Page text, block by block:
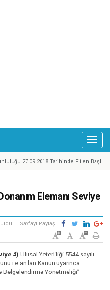
27.09.2018 Tarihinde Fiilen Başl
Kurulu 17. Toplantısı Gerçekleşti
Ulusal Yeterlilik Güncellendi
Sahip Nitelikli İşgücü Sayısı 300.00
Yeni Yeterlilikler
Yılı Toplantısı Mesleki Yeterlilik K
Elemanı Seviye
Sayfayı Paylaş
4) Ulusal Yeterliliği 5544 sayılı
ile anılan Kanun uyarınca
Belgelendirme Yönetmeliği”